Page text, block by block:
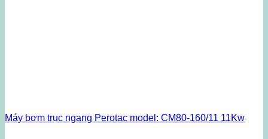
Máy bơm trục ngang Perotac model: CM80-160/11 11Kw